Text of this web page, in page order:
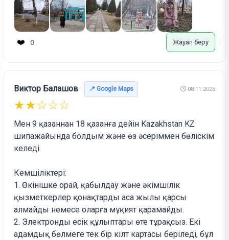
❤️ 0 Жауап беру
Виктор Балашов 📍 Google Maps 08.11.2025
★★☆☆☆
Мен 9 қазаннан 18 қазанға дейін Kazakhstan KZ
шипажайында болдым және өз әсеріммен бөліскім
келеді.
Кемшіліктері:
1. Өкінішке орай, қабылдау және әкімшілік
қызметкерлер қонақтарды аса жылы қарсы
алмайды немесе оларға мұқият қарамайды.
2. Электронды есік құлыптары өте тұрақсыз. Екі
адамдық бөлмеге тек бір кілт картасы беріледі, бұл